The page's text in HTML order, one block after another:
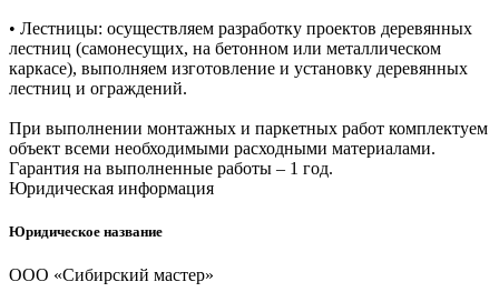
• Лестницы: осуществляем разработку проектов деревянных
лестниц (самонесущих, на бетонном или металлическом
каркасе), выполняем изготовление и установку деревянных
лестниц и ограждений.
При выполнении монтажных и паркетных работ комплектуем
объект всеми необходимыми расходными материалами.
Гарантия на выполненные работы – 1 год.
Юридическая информация
Юридическое название
ООО «Сибирский мастер»